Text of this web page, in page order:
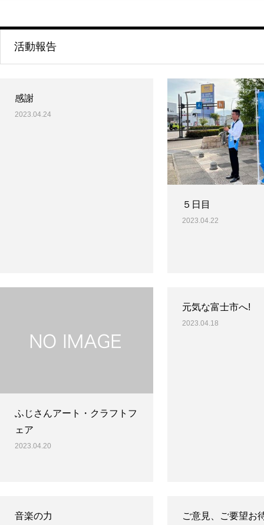
活動報告
感謝
2023.04.24
５日目
2023.04.22
ふじさんアート・クラフトフ
ェア
2023.04.20
元気な富士市へ!
2023.04.18
音楽の力
ご意見、ご要望お